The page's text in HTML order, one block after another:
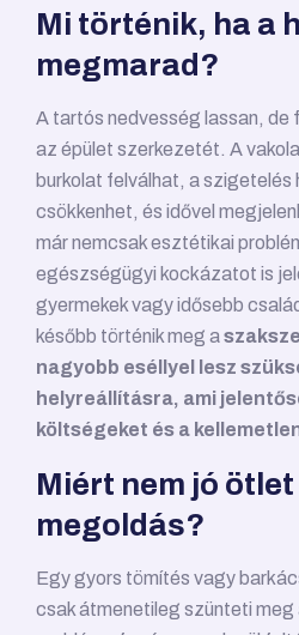
Mi történik, ha a
megmarad?
A tartós nedvesség lassan, de
az épület szerkezetét. A
burkolat felválhat, a szigetelés
csökkenhet, és idővel
már nemcsak esztétikai
egészségügyi kockázatot is
gyermekek vagy idősebb
később történik meg a
nagyobb eséllyel lesz
helyreállításra, ami
költségeket és a
Miért nem jó
megoldás?
Egy gyors tömítés vagy
csak átmenetileg szünteti